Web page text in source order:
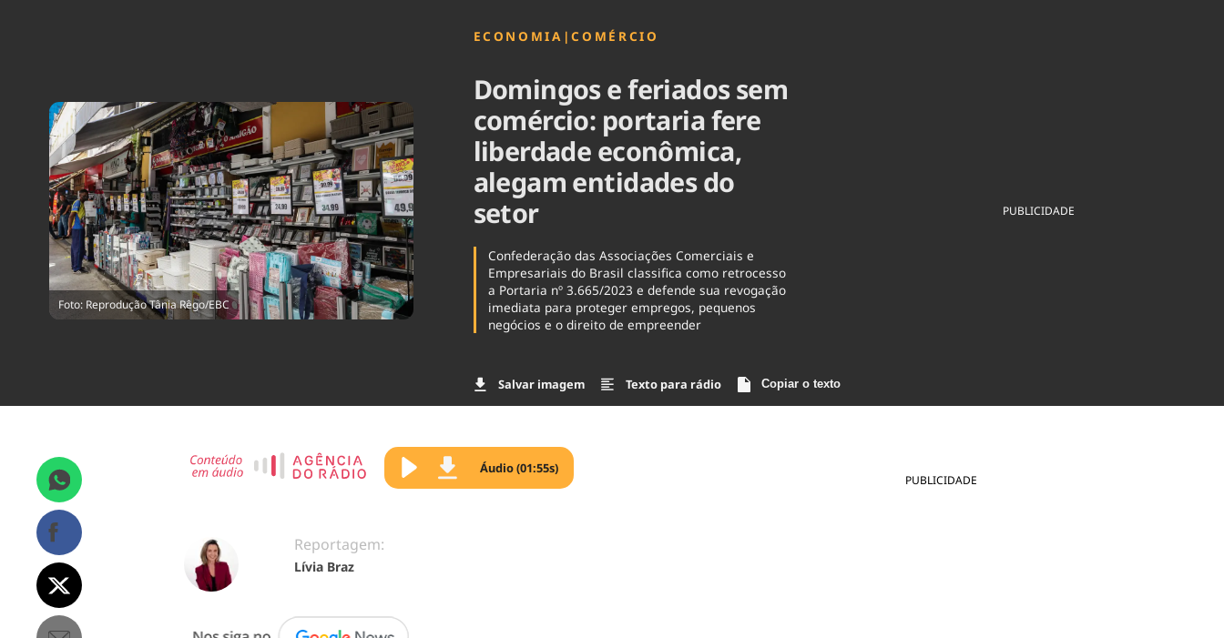
Brasil
Brasil Mineral
Ciência & Tecnologia
Foto: Reprodução Tânia Rêgo/EBC
ECONOMIA |COMÉRCIO
Domingos e feriados sem
comércio: portaria fere
liberdade econômica,
alegam entidades do
setor
Confederação das Associações Comerciais e
Empresariais do Brasil classifica como retrocesso
a Portaria nº 3.665/2023 e defende sua revogação
imediata para proteger empregos, pequenos
negócios e o direito de empreender
Salvar imagem Texto para rádio Copiar o texto
PUBLICIDADE
PUBLICIDADE
Áudio (01:55s)
Reportagem:
Lívia Braz